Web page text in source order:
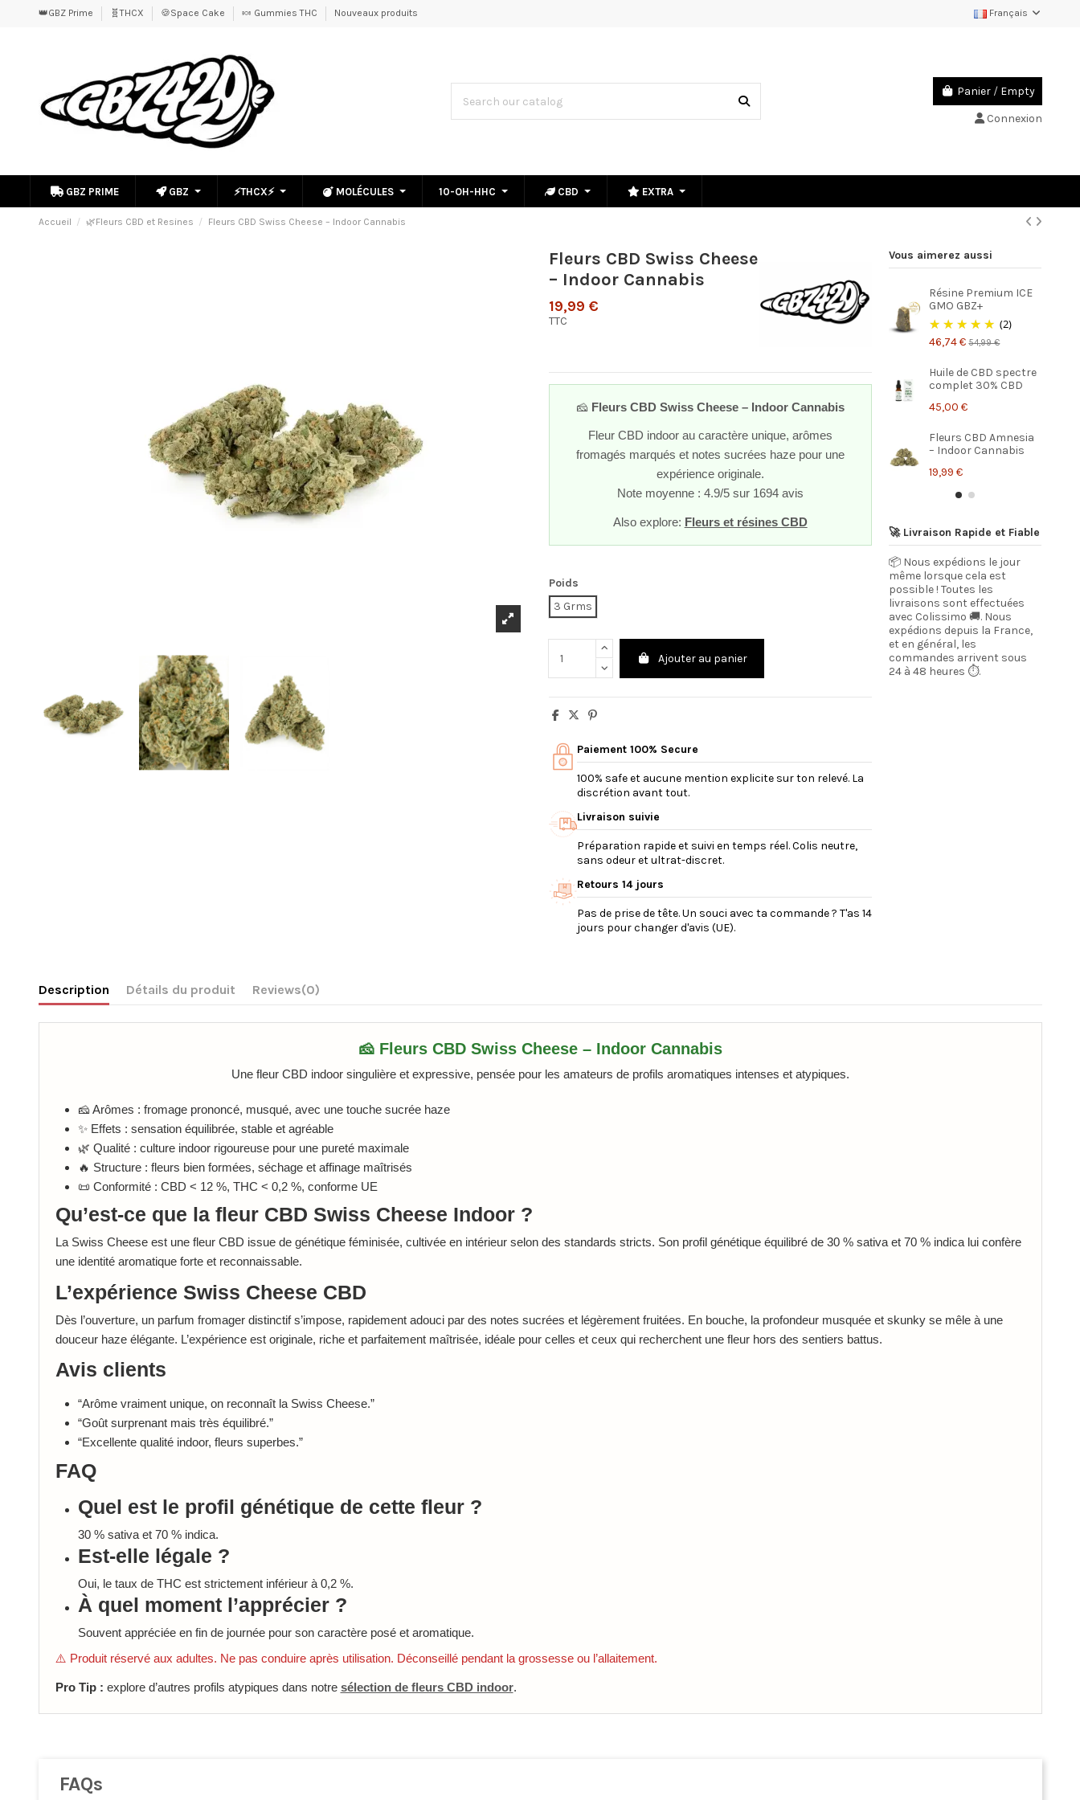
👑GBZ Prime 🧬THCX 🍪Space Cake 🍬 Gummies THC Nouveaux produits Français
Panier / Empty
Connexion
GBZ PRIME GBZ ⚡THCX⚡ MOLÉCULES 10-OH-HHC CBD EXTRA
Accueil 🌿Fleurs CBD et Resines Fleurs CBD Swiss Cheese – Indoor Cannabis
Fleurs CBD Swiss Cheese
– Indoor Cannabis
19,99 €
TTC
🧀 Fleurs CBD Swiss Cheese – Indoor Cannabis
Fleur CBD indoor au caractère unique, arômes
fromagés marqués et notes sucrées haze pour une
expérience originale.
Note moyenne : 4.9/5 sur 1694 avis
Also explore: Fleurs et résines CBD
Poids
3 Grms
Ajouter au panier
Paiement 100% Secure
100% safe et aucune mention explicite sur ton relevé. La
discrétion avant tout.
Livraison suivie
Préparation rapide et suivi en temps réel. Colis neutre,
sans odeur et ultrat-discret.
Retours 14 jours
Pas de prise de tête. Un souci avec ta commande ? T'as 14
jours pour changer d'avis (UE).
Vous aimerez aussi
Résine Premium ICE
GMO GBZ+
(2)
46,74 € 54,99 €
Huile de CBD spectre
complet 30% CBD
45,00 €
Fleurs CBD Amnesia
– Indoor Cannabis
19,99 €
🚀 Livraison Rapide et Fiable
📦 Nous expédions le jour
même lorsque cela est
possible ! Toutes les
livraisons sont effectuées
avec Colissimo 🚚. Nous
expédions depuis la France,
et en général, les
commandes arrivent sous
24 à 48 heures ⏱️.
Description Détails du produit Reviews(0)
🧀 Fleurs CBD Swiss Cheese – Indoor Cannabis
Une fleur CBD indoor singulière et expressive, pensée pour les amateurs de profils aromatiques intenses et atypiques.
🧀 Arômes : fromage prononcé, musqué, avec une touche sucrée haze
✨ Effets : sensation équilibrée, stable et agréable
🌿 Qualité : culture indoor rigoureuse pour une pureté maximale
🔥 Structure : fleurs bien formées, séchage et affinage maîtrisés
📜 Conformité : CBD < 12 %, THC < 0,2 %, conforme UE
Qu’est-ce que la fleur CBD Swiss Cheese Indoor ?
La Swiss Cheese est une fleur CBD issue de génétique féminisée, cultivée en intérieur selon des standards stricts. Son profil génétique équilibré de 30 % sativa et 70 % indica lui confère
une identité aromatique forte et reconnaissable.
L’expérience Swiss Cheese CBD
Dès l’ouverture, un parfum fromager distinctif s’impose, rapidement adouci par des notes sucrées et légèrement fruitées. En bouche, la profondeur musquée et skunky se mêle à une
douceur haze élégante. L’expérience est originale, riche et parfaitement maîtrisée, idéale pour celles et ceux qui recherchent une fleur hors des sentiers battus.
Avis clients
“Arôme vraiment unique, on reconnaît la Swiss Cheese.”
“Goût surprenant mais très équilibré.”
“Excellente qualité indoor, fleurs superbes.”
FAQ
Quel est le profil génétique de cette fleur ?
30 % sativa et 70 % indica.
Est-elle légale ?
Oui, le taux de THC est strictement inférieur à 0,2 %.
À quel moment l’apprécier ?
Souvent appréciée en fin de journée pour son caractère posé et aromatique.
⚠️ Produit réservé aux adultes. Ne pas conduire après utilisation. Déconseillé pendant la grossesse ou l’allaitement.
Pro Tip : explore d’autres profils atypiques dans notre sélection de fleurs CBD indoor.
FAQs